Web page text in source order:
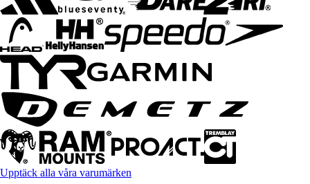
Upptäck alla våra varumärken